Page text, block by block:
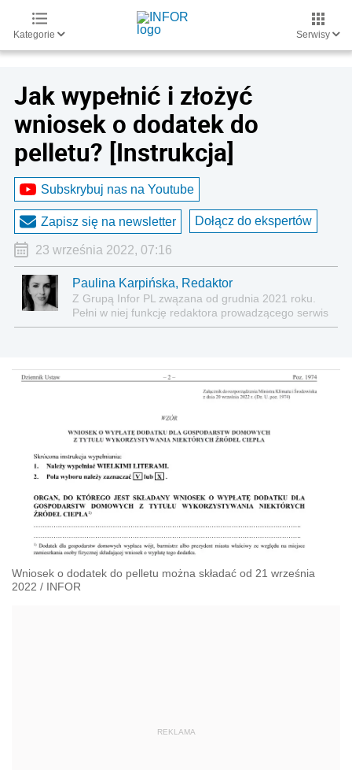
Kategorie Serwisy
Jak wypełnić i złożyć
wniosek o dodatek do
pelletu? [Instrukcja]
Subskrybuj nas na Youtube
Zapisz się na newsletter Dołącz do ekspertów
23 września 2022, 07:16
Paulina Karpińska, Redaktor
Z Grupą Infor PL zwązana od grudnia 2021 roku.
Pełni w niej funkcję redaktora prowadzącego serwis
Nieruchomości oraz współprowadzącego serwisy
Wniosek o dodatek do pelletu można składać od 21 września
2022 / INFOR